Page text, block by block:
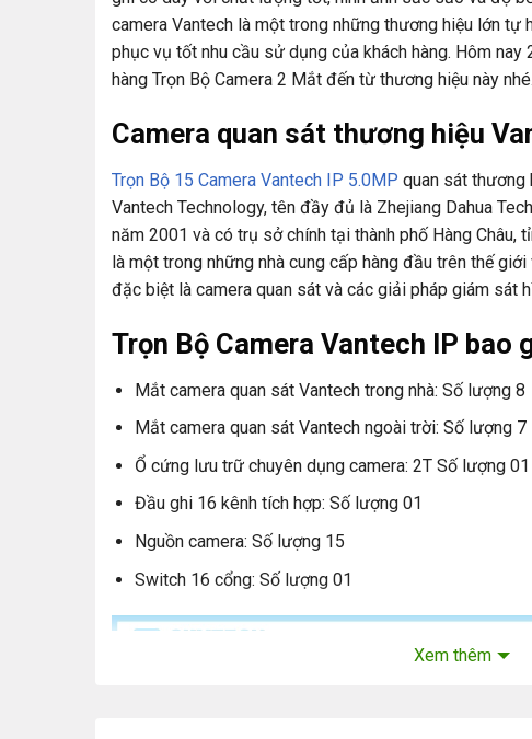
camera Vantech là một trong những thương hiệu lớn tự
phục vụ tốt nhu cầu sử dụng của khách hàng. Hôm nay
hàng Trọn Bộ Camera 2 Mắt đến từ thương hiệu này nhé.
Camera quan sát thương hiệu
Trọn Bộ 15 Camera Vantech IP 5.0MP quan sát thương
Vantech Technology, tên đầy đủ là Zhejiang Dahua
năm 2001 và có trụ sở chính tại thành phố Hàng Châu,
là một trong những nhà cung cấp hàng đầu trên thế
đặc biệt là camera quan sát và các giải pháp giám sát
Trọn Bộ Camera Vantech IP bao
Mắt camera quan sát Vantech trong nhà: Số lượng 8
Mắt camera quan sát Vantech ngoài trời: Số lượng 7
Ổ cứng lưu trữ chuyên dụng camera: 2T Số lượng 01
Đầu ghi 16 kênh tích hợp: Số lượng 01
Nguồn camera: Số lượng 15
Switch 16 cổng: Số lượng 01
Xem thêm